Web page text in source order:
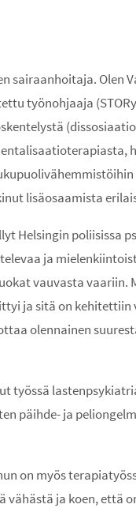
sairaanhoitaja. Olen
työnohjaaja
lisäosaamista
Helsingin poliisissa
ja
vauvasta
ja sitä on
olennainen
työssä
päihde- ja
on myös
ja koen, että